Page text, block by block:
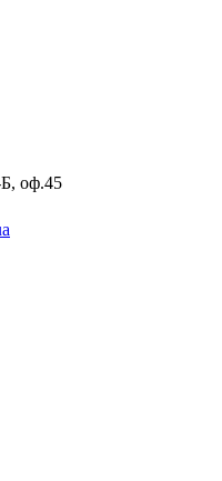
оф.45